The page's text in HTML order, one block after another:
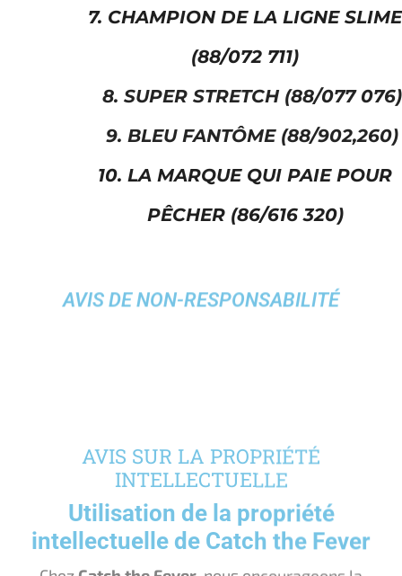
7. CHAMPION DE LA LIGNE SLIME
(88/072 711)
8. SUPER STRETCH (88/077 076)
9. BLEU FANTÔME (88/902,260)
10. LA MARQUE QUI PAIE POUR
PÊCHER (86/616 320)
AVIS DE NON-RESPONSABILITÉ
passion et la créativité de notre communauté.
Nous comprenons que vous souhaitiez partager
votre amour pour nos produits sur les médias
sociaux, dans des vidéos ou par d’autres